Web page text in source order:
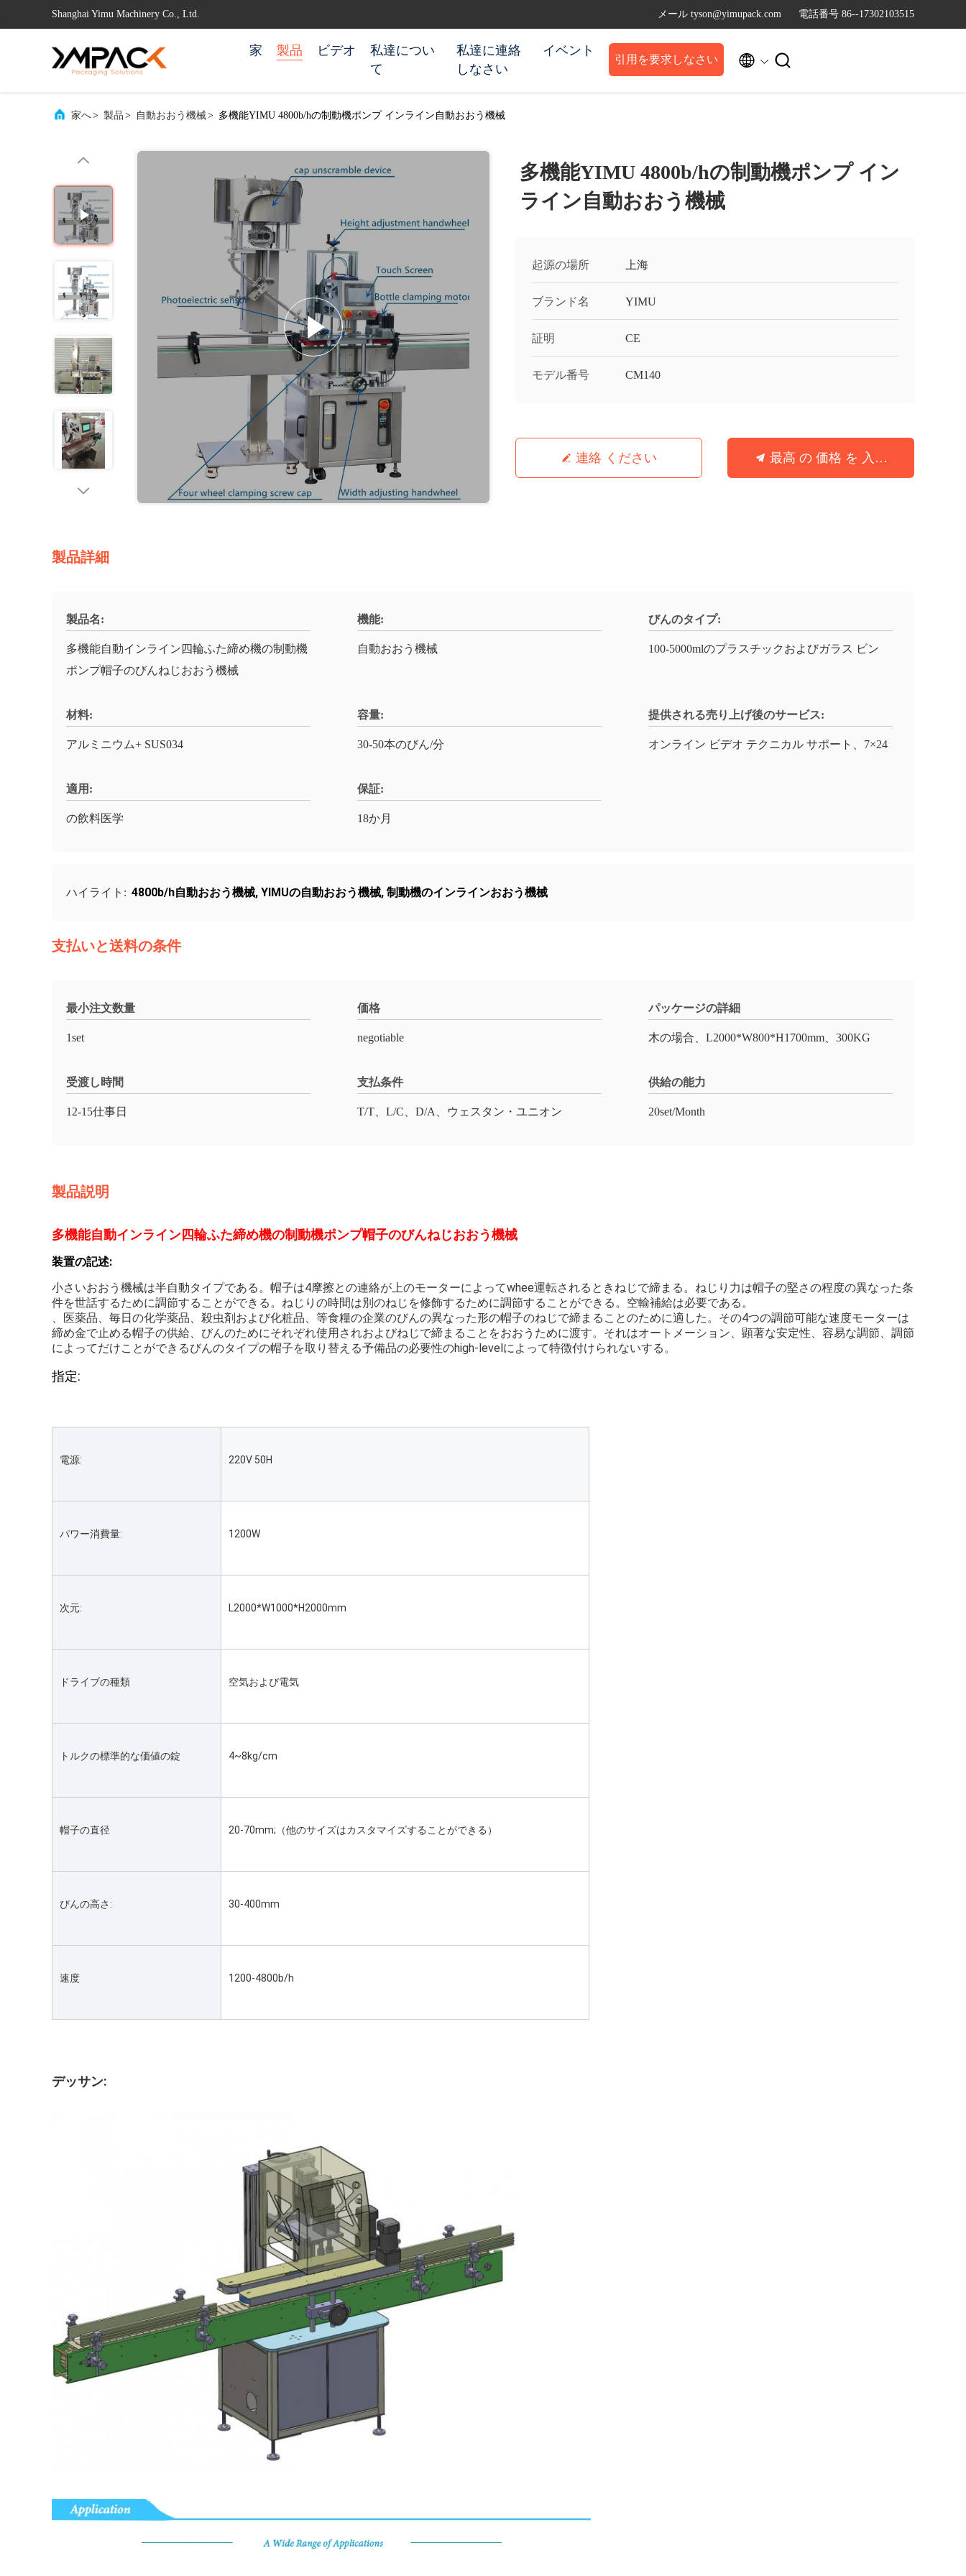
Shanghai Yimu Machinery Co., Ltd. メール tyson@yimupack.com 電話番号 86--17302103515
家 製品 ビデオ
私達につい
て
私達に連絡
しなさい
イベント
引用を要求しなさい  
家へ> 製品 > 自動おおう機械> 多機能YIMU 4800b/hの制動機ポンプ インライン自動おおう機械
多機能YIMU 4800b/hの制動機ポンプ イン
ライン自動おおう機械
起源の場所 上海
ブランド名 YIMU
証明 CE
モデル番号 CM140
連絡 ください 最高 の 価格 を 入手 する
製品詳細
製品名:
多機能自動インライン四輪ふた締め機の制動機
ポンプ帽子のびんねじおおう機械
機能:
自動おおう機械
びんのタイプ:
100-5000mlのプラスチックおよびガラス ビン
材料:
アルミニウム+ SUS034
容量:
30-50本のびん/分
提供される売り上げ後のサービス:
オンライン ビデオ テクニカル サポート、7×24
適用:
の飲料医学
保証:
18か月
ハイライト: 4800b/h自動おおう機械, YIMUの自動おおう機械, 制動機のインラインおおう機械
支払いと送料の条件
最小注文数量
1set
価格
negotiable
パッケージの詳細
木の場合、L2000*W800*H1700mm、300KG
受渡し時間
12-15仕事日
支払条件
T/T、L/C、D/A、ウェスタン・ユニオン
供給の能力
20set/Month
製品説明
多機能自動インライン四輪ふた締め機の制動機ポンプ帽子のびんねじおおう機械
装置の記述:
小さいおおう機械は半自動タイプである。帽子は4摩擦との連絡が上のモーターによってwhee運転されるときねじで締まる。ねじり力は帽子の堅さの程度の異なった条
件を世話するために調節することができる。ねじりの時間は別のねじを修飾するために調節することができる。空輸補給は必要である。
、医薬品、毎日の化学薬品、殺虫剤および化粧品、等食糧の企業のびんの異なった形の帽子のねじで締まることのために適した。その4つの調節可能な速度モーターは
締め金で止める帽子の供給、びんのためにそれぞれ使用されおよびねじで締まることをおおうために渡す。それはオートメーション、顕著な安定性、容易な調節、調節
によってだけことができるびんのタイプの帽子を取り替える予備品の必要性のhigh-levelによって特徴付けられないする。
指定:
電源: 220V 50H
パワー消費量: 1200W
次元: L2000*W1000*H2000mm
ドライブの種類 空気および電気
トルクの標準的な価値の錠 4~8kg/cm
帽子の直径 20-70mm;（他のサイズはカスタマイズすることができる）
びんの高さ: 30-400mm
速度 1200-4800b/h
デッサン: